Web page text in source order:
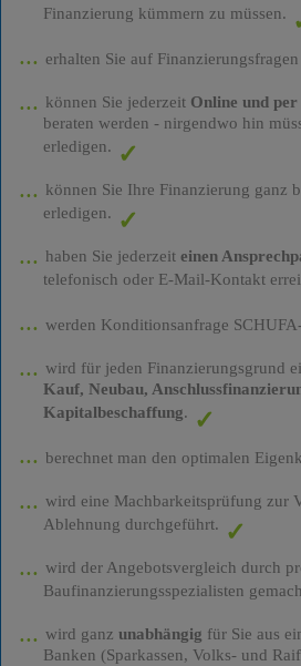
Finanzierung kümmern zu müssen.
erhalten Sie auf
können Sie jederzeit Online und
beraten werden - nirgendwo hin
erledigen.
können Sie Ihre Finanzierung ganz
erledigen.
haben Sie jederzeit einen
telefonisch oder E-Mail-Kontakt
werden Konditionsanfrage
wird für jeden Finanzierungsgrund
Kauf, Neubau,
Kapitalbeschaffung.
berechnet man den optimalen
wird eine Machbarkeitsprüfung zur
Ablehnung durchgeführt.
wird der Angebotsvergleich durch
Baufinanzierungsspezialisten
wird ganz unabhängig für Sie aus
Banken (Sparkassen, Volks- und